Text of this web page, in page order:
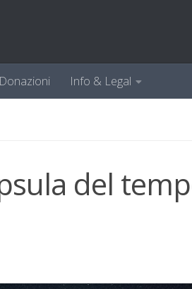
Donazioni Info & Legal
del